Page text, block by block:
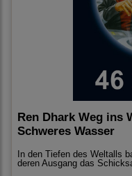
Ren Dhark Weg ins
Schweres Wasser
In den Tiefen des Weltalls
deren Ausgang das